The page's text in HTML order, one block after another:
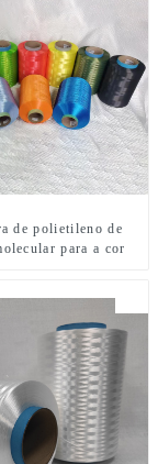
de polietileno de
para a cor